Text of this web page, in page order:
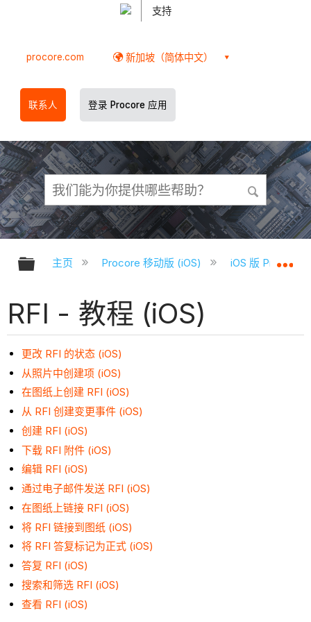
支持
procore.com 新加坡（简体中文）
联系人 登录 Procore 应用
扩展/隐缩全局层次
主页 Procore 移动版 (iOS) iOS 版 Procore
RFI - 教程 (iOS)
更改 RFI 的状态 (iOS)
从照片中创建项 (iOS)
在图纸上创建 RFI (iOS)
从 RFI 创建变更事件 (iOS)
创建 RFI (iOS)
下载 RFI 附件 (iOS)
编辑 RFI (iOS)
通过电子邮件发送 RFI (iOS)
在图纸上链接 RFI (iOS)
将 RFI 链接到图纸 (iOS)
将 RFI 答复标记为正式 (iOS)
答复 RFI (iOS)
搜索和筛选 RFI (iOS)
查看 RFI (iOS)